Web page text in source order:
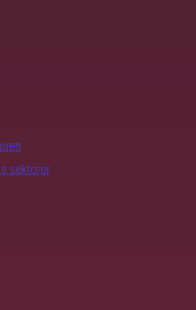
sektorer